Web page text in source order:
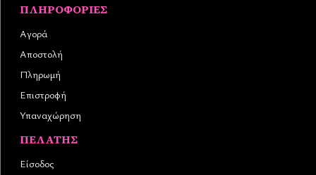
ΠΛΗΡΟΦΟΡΊΕΣ
Αγορά
Αποστολή
Πληρωμή
Επιστροφή
Υπαναχώρηση
ΠΕΛΆΤΗΣ
Είσοδος